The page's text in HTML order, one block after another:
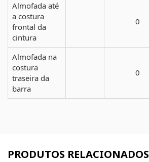
Almofada até
a costura
frontal da
cintura
0
Almofada na
costura
traseira da
barra
0
PRODUTOS RELACIONADOS